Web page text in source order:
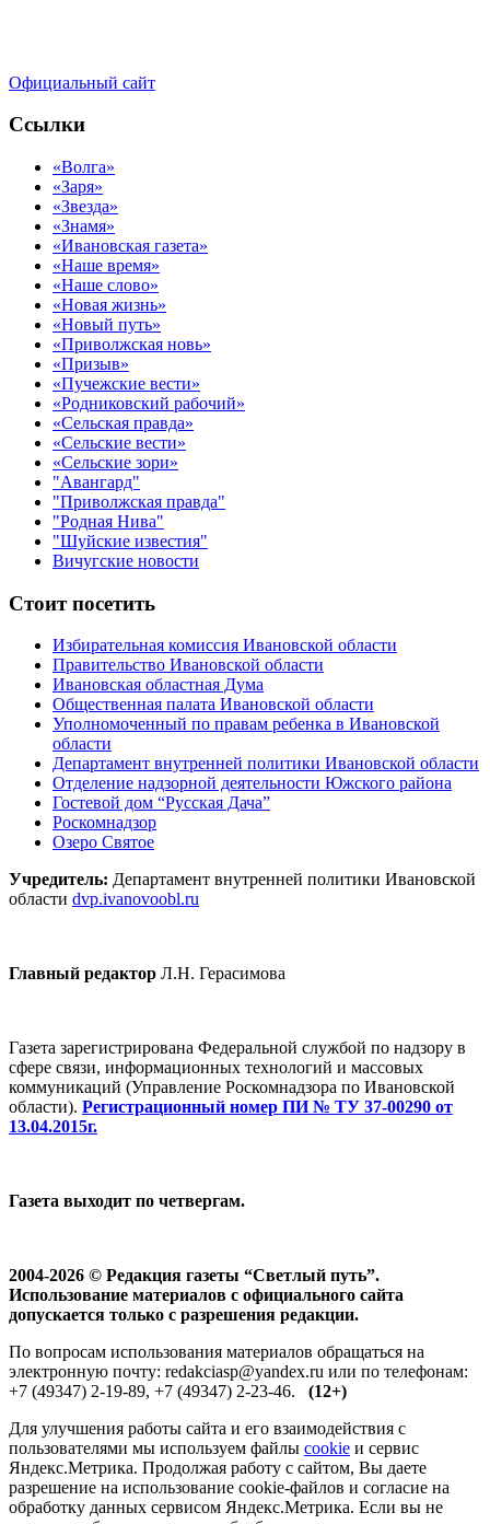
Официальный сайт
Ссылки
«Волга»
«Заря»
«Звезда»
«Знамя»
«Ивановская газета»
«Наше время»
«Наше слово»
«Новая жизнь»
«Новый путь»
«Приволжская новь»
«Призыв»
«Пучежские вести»
«Родниковский рабочий»
«Сельская правда»
«Сельские вести»
«Сельские зори»
"Авангард"
"Приволжская правда"
"Родная Нива"
"Шуйские известия"
Вичугские новости
Стоит посетить
Избирательная комиссия Ивановской области
Правительство Ивановской области
Ивановская областная Дума
Общественная палата Ивановской области
Уполномоченный по правам ребенка в Ивановской
области
Департамент внутренней политики Ивановской области
Отделение надзорной деятельности Южского района
Гостевой дом “Русская Дача”
Роскомнадзор
Озеро Святое
Учредитель: Департамент внутренней политики Ивановской
области dvp.ivanovoobl.ru
Главный редактор Л.Н. Герасимова
Газета зарегистрирована Федеральной службой по надзору в
сфере связи, информационных технологий и массовых
коммуникаций (Управление Роскомнадзора по Ивановской
области). Регистрационный номер ПИ № ТУ 37-00290 от
13.04.2015г.
Газета выходит по четвергам.
2004-2026 © Редакция газеты “Светлый путь”.
Использование материалов с официального сайта
допускается только с разрешения редакции.
По вопросам использования материалов обращаться на
электронную почту: redakciasp@yandex.ru или по телефонам:
+7 (49347) 2-19-89, +7 (49347) 2-23-46. (12+)
Для улучшения работы сайта и его взаимодействия с
пользователями мы используем файлы cookie и сервис
Яндекс.Метрика. Продолжая работу с сайтом, Вы даете
разрешение на использование cookie-файлов и согласие на
обработку данных сервисом Яндекс.Метрика. Если вы не